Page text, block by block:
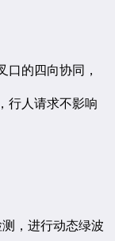
口的四向协同，
行人请求不影响
，进行动态绿波